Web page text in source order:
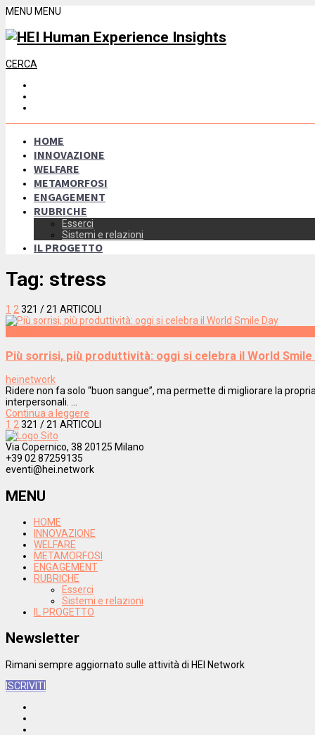
MENU MENU
CERCA
HOME
INNOVAZIONE
WELFARE
METAMORFOSI
ENGAGEMENT
RUBRICHE
Esserci
Sistemi e relazioni
IL PROGETTO
Tag: stress
1 2321 / 21 ARTICOLI
Più sorrisi, più produttività: oggi si celebra il World Smile
heinetwork
Ridere non fa solo “buon sangue”, ma permette di migliorare la
interpersonali. ...
Continua a leggere
1 2 321 / 21 ARTICOLI
Via Copernico, 38 20125 Milano
+39 02 87259135
eventi@hei.network
MENU
HOME
INNOVAZIONE
WELFARE
METAMORFOSI
ENGAGEMENT
RUBRICHE
Esserci
Sistemi e relazioni
IL PROGETTO
Newsletter
Rimani sempre aggiornato sulle attività di HEI Network
ISCRIVITI